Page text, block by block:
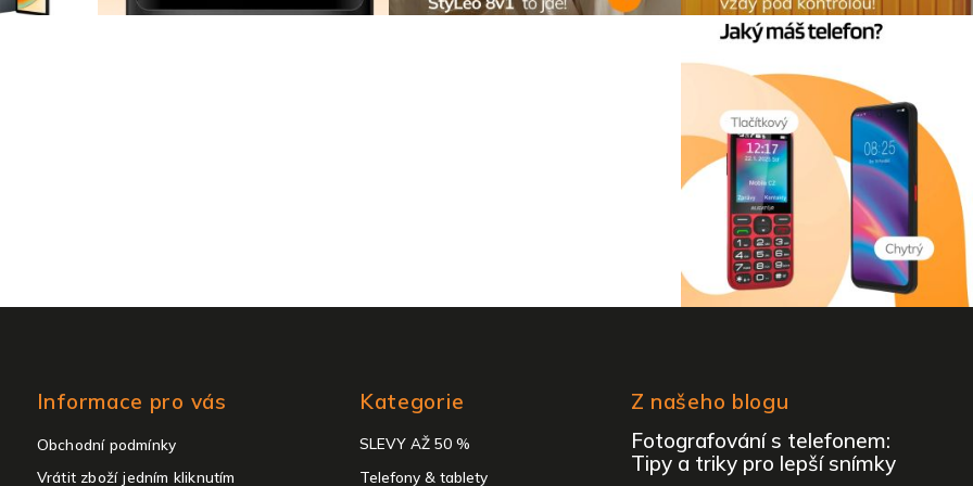
Informace pro vás
Obchodní podmínky
Vrátit zboží jedním kliknutím
kategorie
Kategorie
SLEVY AŽ 50 %
Telefony & tablety
Z našeho blogu
Fotografování s telefonem:
Tipy a triky pro lepší snímky